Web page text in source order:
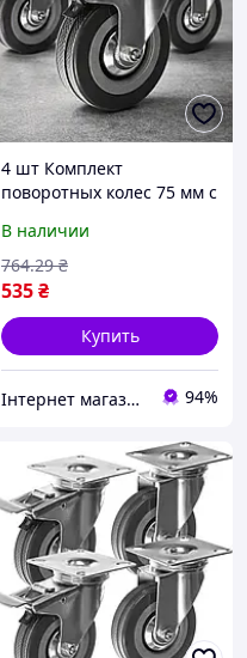
4 шт Комплект
поворотных колес 75 мм с
MALATEC, Серебристый/
Поворотные колеса для
тележек
В наличии
535₴
764.29 ₴
Купить
Інтернет магазин Сенс 94%